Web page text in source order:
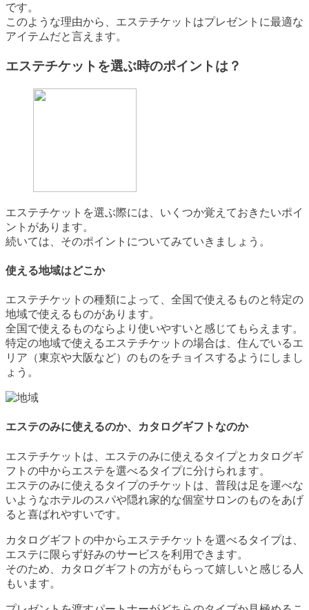
です。
このような理由から、エステチケットはプレゼントに最適な
アイテムだと言えます。
エステチケットを選ぶ時のポイントは？
エステチケットを選ぶ際には、いくつか覚えておきたいポイ
ントがあります。
続いては、そのポイントについてみていきましょう。
使える地域はどこか
エステチケットの種類によって、全国で使えるものと特定の
地域で使えるものがあります。
全国で使えるものならより使いやすいと感じてもらえます。
特定の地域で使えるエステチケットの場合は、住んでいるエ
リア（東京や大阪など）のものをチョイスするようにしまし
ょう。
エステのみに使えるのか、カタログギフトなのか
エステチケットは、 エステのみに使えるタイプとカタログギ
フトの中からエステを選べるタイプに分けられます。
エステのみに使えるタイプのチケットは、普段は足を運べな
いようなホテルのスパや隠れ家的な個室サロンのものをあげ
ると喜ばれやすいです。
カタログギフトの中からエステチケットを選べるタイプは、
エステに限らず好みのサービスを利用できます。
そのため、カタログギフトの方がもらって嬉しいと感じる人
もいます。